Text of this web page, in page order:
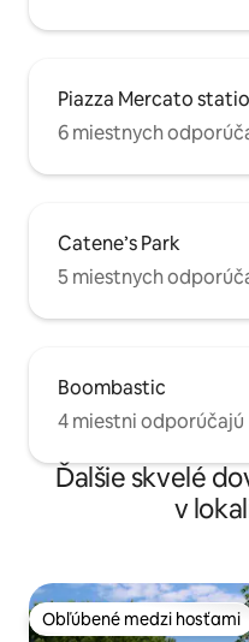
Piazza Mercato
6 miestnych
Catene’s Park
5 miestnych
Boombastic
4 miestni odporúčajú
Ďalšie skvelé
v
Obľúbené medzi hosťami
Obľúbené medzi hosťami